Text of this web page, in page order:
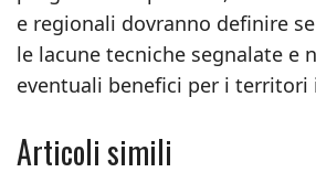
e regionali dovranno definire
le lacune tecniche segnalate e
eventuali benefici per i territori
Articoli simili